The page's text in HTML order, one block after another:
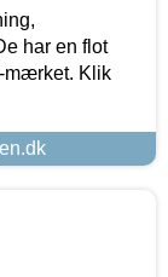
har en flot
mærket. Klik